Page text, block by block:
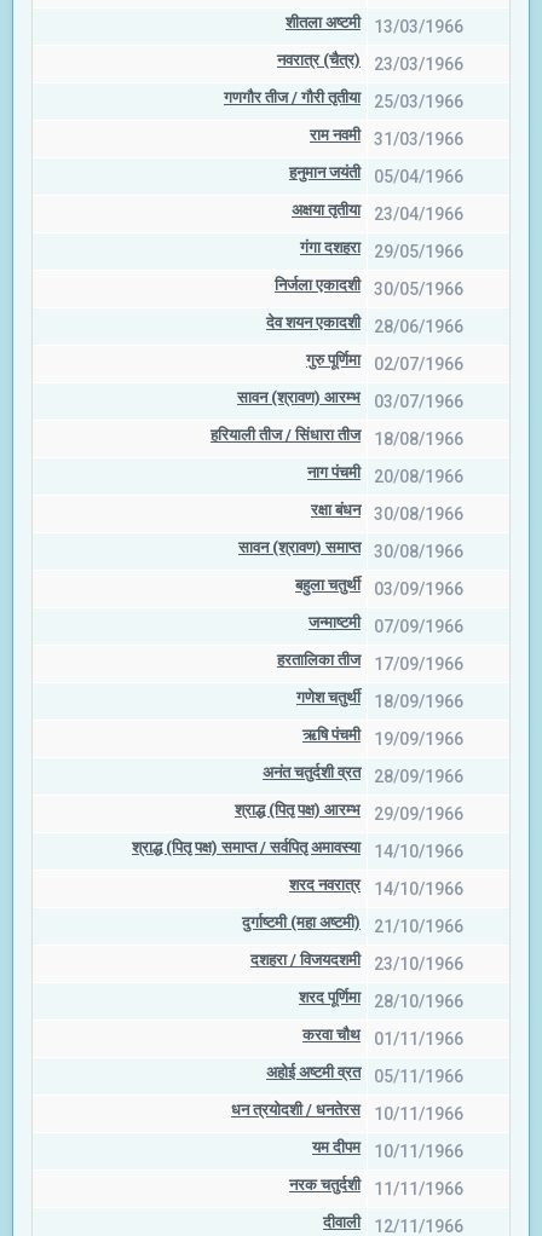
शीतला अष्टमी 13/03/1966
नवरात्र (चैत्र) 23/03/1966
गणगौर तीज / गौरी तृतीया 25/03/1966
राम नवमी 31/03/1966
हनुमान जयंती 05/04/1966
अक्षया तृतीया 23/04/1966
गंगा दशहरा 29/05/1966
निर्जला एकादशी 30/05/1966
देव शयन एकादशी 28/06/1966
गुरु पूर्णिमा 02/07/1966
सावन (श्रावण) आरम्भ 03/07/1966
हरियाली तीज / सिंधारा तीज 18/08/1966
नाग पंचमी 20/08/1966
रक्षा बंधन 30/08/1966
सावन (श्रावण) समाप्त 30/08/1966
बहुला चतुर्थी 03/09/1966
जन्माष्टमी 07/09/1966
हरतालिका तीज 17/09/1966
गणेश चतुर्थी 18/09/1966
ऋषि पंचमी 19/09/1966
अनंत चतुर्दशी व्रत 28/09/1966
श्राद्ध (पितृ पक्ष) आरम्भ 29/09/1966
श्राद्ध (पितृ पक्ष) समाप्त / सर्वपितृ अमावस्या 14/10/1966
शरद नवरात्र 14/10/1966
दुर्गाष्टमी (महा अष्टमी) 21/10/1966
दशहरा / विजयदशमी 23/10/1966
शरद पूर्णिमा 28/10/1966
करवा चौथ 01/11/1966
अहोई अष्टमी व्रत 05/11/1966
धन त्रयोदशी / धनतेरस 10/11/1966
यम दीपम 10/11/1966
नरक चतुर्दशी 11/11/1966
दीवाली 12/11/1966